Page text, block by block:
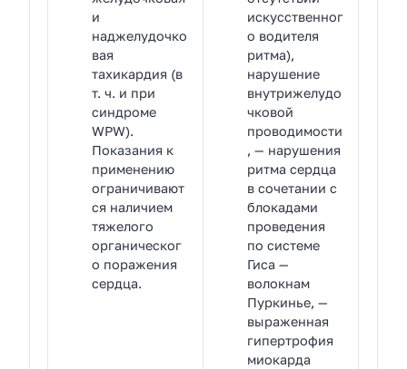
и
наджелудочко
вая
тахикардия (в
т. ч. и при
синдроме
WPW).
Показания к
применению
ограничивают
ся наличием
тяжелого
органическог
о поражения
сердца.
искусственног
о водителя
ритма),
нарушение
внутрижелудо
чковой
проводимости
, — нарушения
ритма сердца
в сочетании с
блокадами
проведения
по системе
Гиса —
волокнам
Пуркинье, —
выраженная
гипертрофия
миокарда